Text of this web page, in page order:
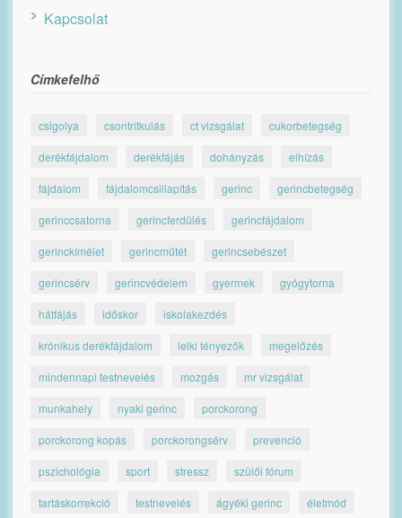
Kapcsolat
Címkefelhő
csigolya csontritkulás ct vizsgálat cukorbetegség
derékfájdalom derékfájás dohányzás elhízás
fájdalom fájdalomcsillapítás gerinc gerincbetegség
gerinccsatorna gerincferdülés gerincfájdalom
gerinckímélet gerincműtét gerincsebészet
gerincsérv gerincvédelem gyermek gyógytorna
hátfájás időskor iskolakezdés
krónikus derékfájdalom lelki tényezők megelőzés
mindennapi testnevelés mozgás mr vizsgálat
munkahely nyaki gerinc porckorong
porckorong kopás porckorongsérv prevenció
pszichológia sport stressz szülői fórum
tartáskorrekció testnevelés ágyéki gerinc életmód